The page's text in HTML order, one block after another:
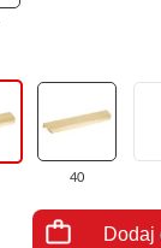
40
Dodaj